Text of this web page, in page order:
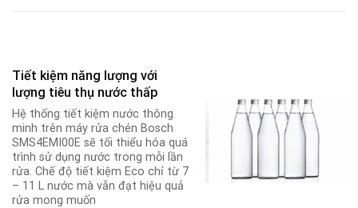
Tiết kiệm năng lượng với
lượng tiêu thụ nước thấp
Hệ thống tiết kiệm nước thông
minh trên máy rửa chén Bosch
SMS4EMI00E sẽ tối thiểu hóa quá
trình sử dụng nước trong mỗi lần
rửa. Chế độ tiết kiệm Eco chỉ từ 7
– 11 L nước mà vẫn đạt hiệu quả
rửa mong muốn